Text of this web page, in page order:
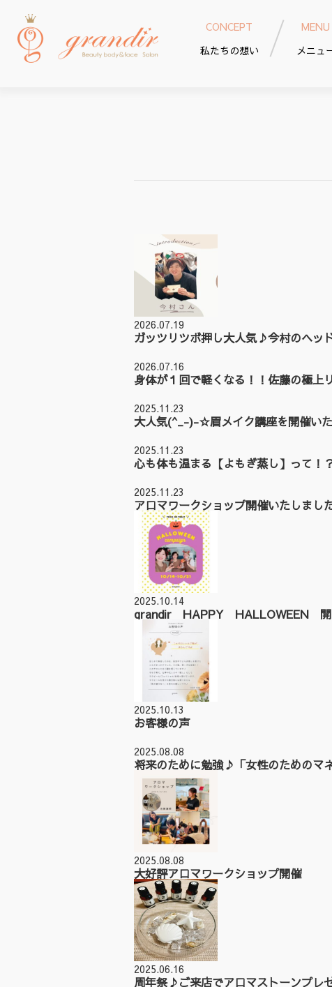
CONCEPT
私たちの想い
MENU
メニュ
2026.07.19
ガッツリツボ押し大人気♪今村のヘッ
2026.07.16
身体が１回で軽くなる！！佐藤の極上
2025.11.23
大人気(^_-)-☆眉メイク講座を開催い
2025.11.23
心も体も温まる【よもぎ蒸し】って！
2025.11.23
アロマワークショップ開催いたしまし
2025.10.14
grandir HAPPY HALLOWEEN 開
2025.10.13
お客様の声
2025.08.08
将来のために勉強♪「女性のためのマ
2025.08.08
大好評アロマワークショップ開催
2025.06.16
周年祭♪ご来店でアロマストーンプレ